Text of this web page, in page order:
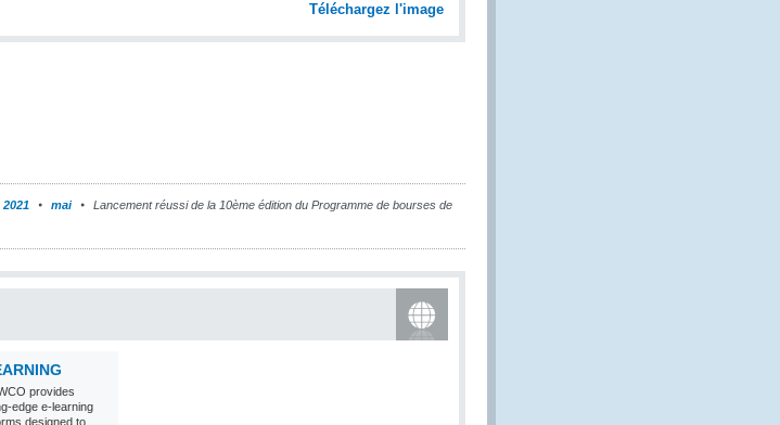
Téléchargez l'image
2021 mai
Lancement réussi de la 10ème édition du Programme de bourses de
provides
edge e-learning
designed to